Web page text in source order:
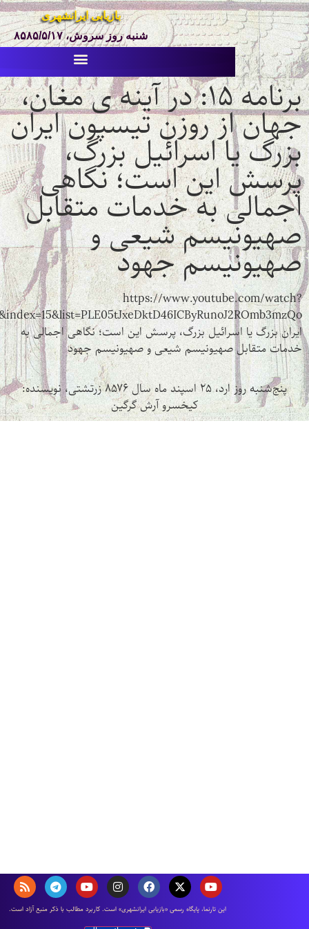
بازیابی ایرانشهری
شنبه روز سروش، ۸۵۸۵/۵/۱۷
برنامه ۱۵: در آینه ی مغان،
روزن تیسپون ایران
اسرائیل بزرگ،
است؛ نگاهی
به خدمات متقابل
شیعی و
جهود
https://
بزرگ، پرسش این است؛ نگاهی اجمالی به
صهیونیسم شیعی و صهیونیسم جهود
نویسنده:
کیخسرو آرش گرگین
اين تارنما، پایگاه رسمی «بازیابی ایرانشهری» است. كاربرد مطالب با ذكر منبع آزاد است.